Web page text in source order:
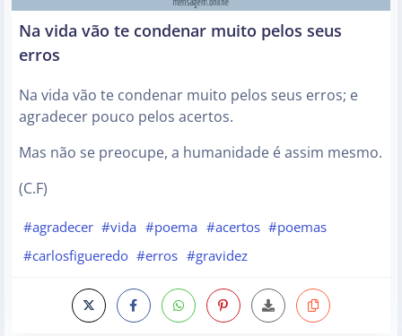
Na vida vão te condenar muito pelos seus
erros
Na vida vão te condenar muito pelos seus erros; e
agradecer pouco pelos acertos.
Mas não se preocupe, a humanidade é assim mesmo.
(C.F)
#agradecer #vida #poema #acertos #poemas
#carlosfigueredo #erros #gravidez